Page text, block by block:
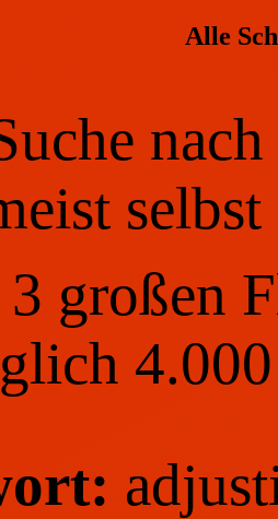
Alle
großen